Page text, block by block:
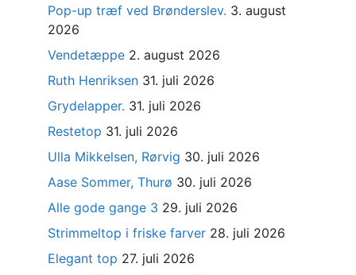
Pop-up træf ved Brønderslev. 3. august
2026
Vendetæppe 2. august 2026
Ruth Henriksen 31. juli 2026
Grydelapper. 31. juli 2026
Restetop 31. juli 2026
Ulla Mikkelsen, Rørvig 30. juli 2026
Aase Sommer, Thurø 30. juli 2026
Alle gode gange 3 29. juli 2026
Strimmeltop i friske farver 28. juli 2026
Elegant top 27. juli 2026